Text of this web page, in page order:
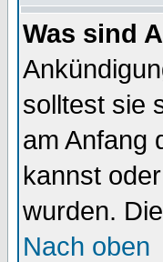
Was sind
solltest sie
am Anfang
kannst
wurden.
Nach oben